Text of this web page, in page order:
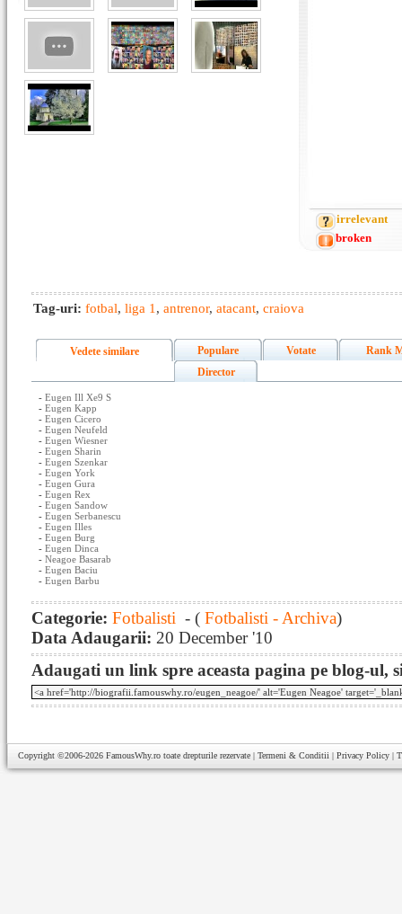
irrelevant
broken
Tag-uri: fotbal, liga 1 , antrenor, atacant, craiova
Vedete similare Populare Votate
Rank
Director
- Eugen Ill Xe9 S
- Eugen Kapp
- Eugen Cicero
- Eugen Neufeld
- Eugen Wiesner
- Eugen Sharin
- Eugen Szenkar
- Eugen York
- Eugen Gura
- Eugen Rex
- Eugen Sandow
- Eugen Serbanescu
- Eugen Illes
- Eugen Burg
- Eugen Dinca
- Neagoe Basarab
- Eugen Baciu
- Eugen Barbu
Categorie: Fotbalisti - ( Fotbalisti - Archiva)
Data Adaugarii: 20 December '10
Adaugati un link spre aceasta pagina pe blog-ul,
Copyright ©2006-2026 FamousWhy.ro toate drepturile rezervate | Termeni & Conditii | Privacy Policy |